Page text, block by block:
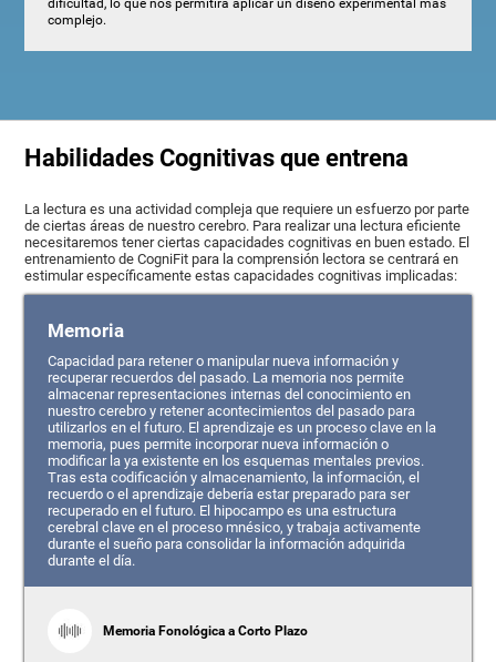
complejo.
Habilidades Cognitivas que entrena
La lectura es una actividad compleja que requiere un esfuerzo por parte
de ciertas áreas de nuestro cerebro. Para realizar una lectura eficiente
necesitaremos tener ciertas capacidades cognitivas en buen estado. El
entrenamiento de CogniFit para la comprensión lectora se centrará en
estimular específicamente estas capacidades cognitivas implicadas:
Memoria
Capacidad para retener o manipular nueva información y
recuperar recuerdos del pasado. La memoria nos permite
almacenar representaciones internas del conocimiento en
nuestro cerebro y retener acontecimientos del pasado para
utilizarlos en el futuro. El aprendizaje es un proceso clave en la
memoria, pues permite incorporar nueva información o
modificar la ya existente en los esquemas mentales previos.
Tras esta codificación y almacenamiento, la información, el
recuerdo o el aprendizaje debería estar preparado para ser
recuperado en el futuro. El hipocampo es una estructura
cerebral clave en el proceso mnésico, y trabaja activamente
durante el sueño para consolidar la información adquirida
durante el día.
Memoria Fonológica a Corto Plazo